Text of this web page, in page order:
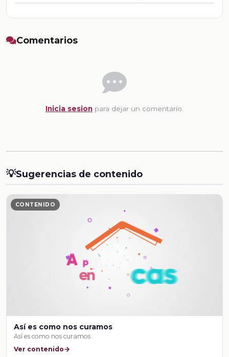
Comentarios
Inicia sesion para dejar un comentario.
💡Sugerencias de contenido
CONTENIDO
Así es como nos curamos
Así es como nos curamos
Ver contenido